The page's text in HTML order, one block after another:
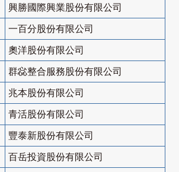
興勝國際興業股份有限公司
一百分股份有限公司
奧洋股份有限公司
群惢整合服務股份有限公司
兆本股份有限公司
青活股份有限公司
豐泰新股份有限公司
百岳投資股份有限公司